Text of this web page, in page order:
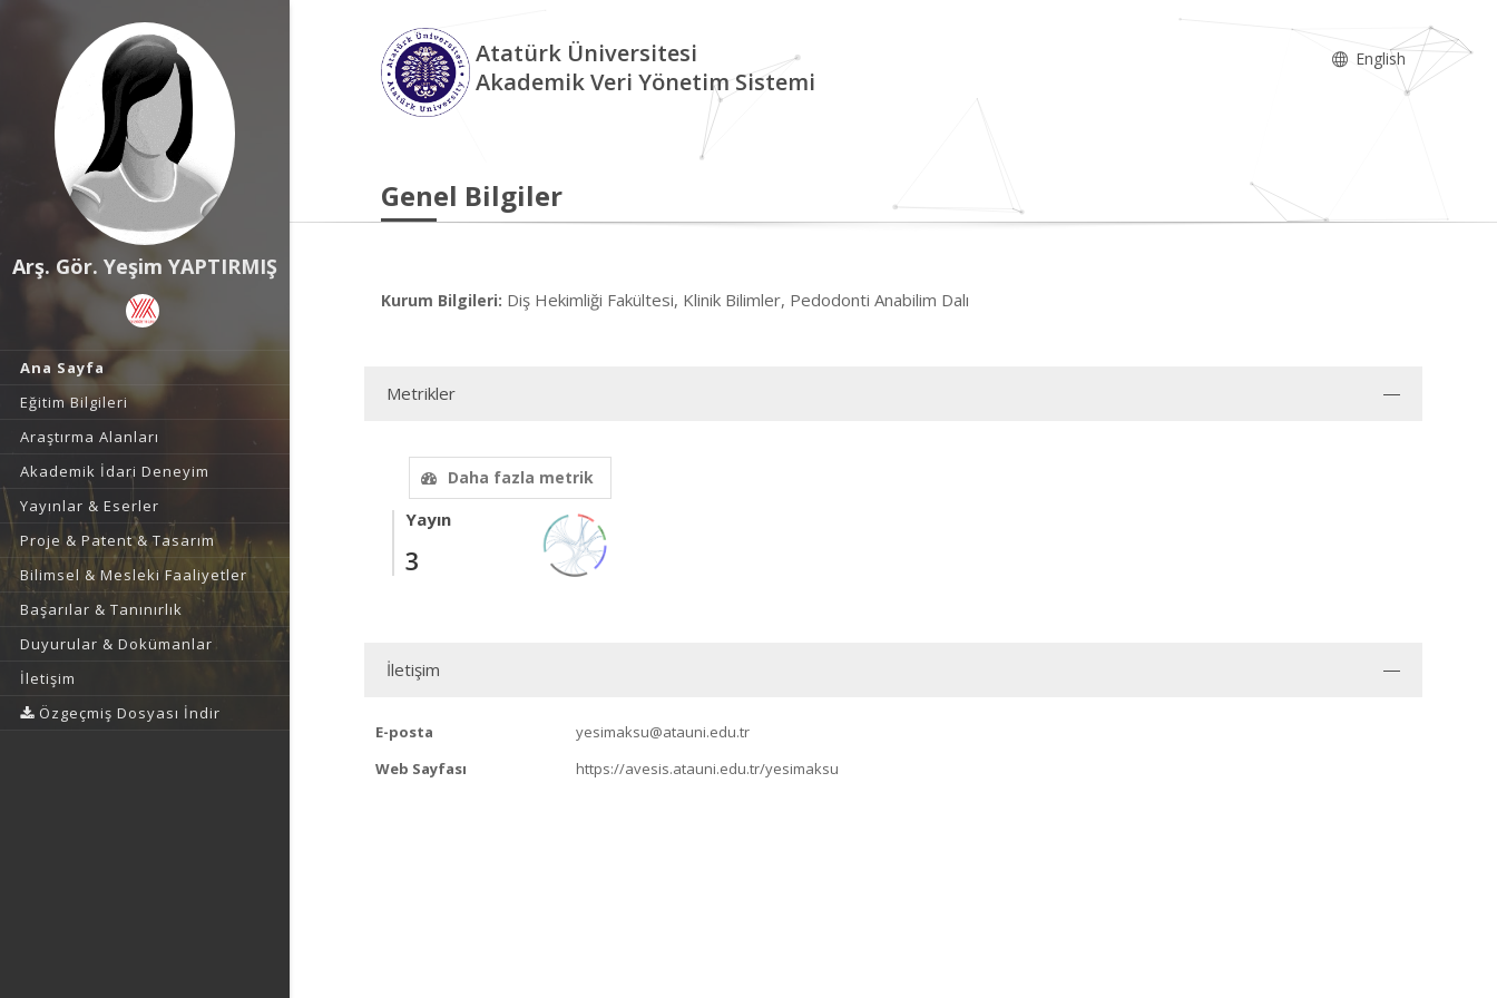
Arş. Gör. Yeşim YAPTIRMIŞ
Ana Sayfa
Eğitim Bilgileri
Araştırma Alanları
Akademik İdari Deneyim
Yayınlar & Eserler
Proje & Patent & Tasarım
Bilimsel & Mesleki Faaliyetler
Başarılar & Tanınırlık
Duyurular & Dokümanlar
İletişim
Özgeçmiş Dosyası İndir
Atatürk Üniversitesi
Akademik Veri Yönetim Sistemi
English
Genel Bilgiler
Kurum Bilgileri: Diş Hekimliği Fakültesi, Klinik Bilimler, Pedodonti Anabilim Dalı
Metrikler
Daha fazla metrik
Yayın
3
İletişim
E-posta
yesimaksu@atauni.edu.tr
Web Sayfası
https://avesis.atauni.edu.tr/yesimaksu